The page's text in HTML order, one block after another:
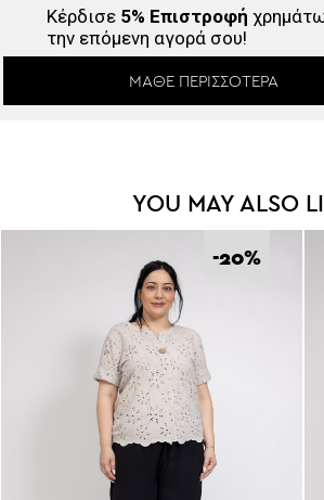
Κέρδισε 5% Επιστροφή
την επόμενη αγορά σου!
ΜΆΘΕ ΠΕΡΙΣΣΌΤΕΡΑ
YOU MAY ALSO
-20%